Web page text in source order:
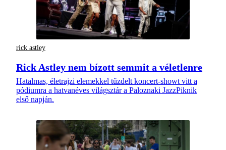
rick astley
Rick Astley nem bízott semmit a véletlenre
Hatalmas, életrajzi elemekkel tűzdelt koncert-showt vitt a
pódiumra a hatvanéves világsztár a Paloznaki JazzPiknik
első napján.